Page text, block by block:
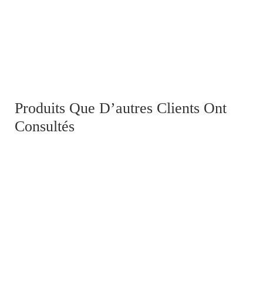
Produits Que D’autres Clients Ont
Consultés